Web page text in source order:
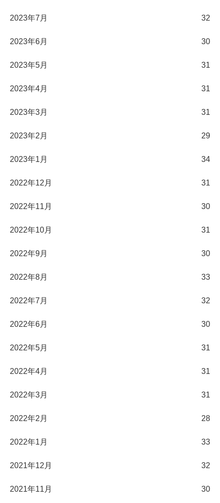
2023年7月 32
2023年6月 30
2023年5月 31
2023年4月 31
2023年3月 31
2023年2月 29
2023年1月 34
2022年12月 31
2022年11月 30
2022年10月 31
2022年9月 30
2022年8月 33
2022年7月 32
2022年6月 30
2022年5月 31
2022年4月 31
2022年3月 31
2022年2月 28
2022年1月 33
2021年12月 32
2021年11月 30